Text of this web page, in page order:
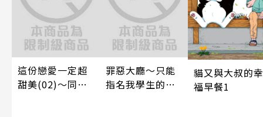
這份戀愛一定超
甜美(02)～同居
罪惡大廳～只能
指名我學生的店
貓又與大叔的幸
福早餐1